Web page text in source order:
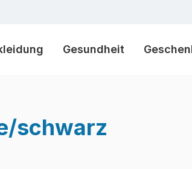
Gesundheit
schwarz